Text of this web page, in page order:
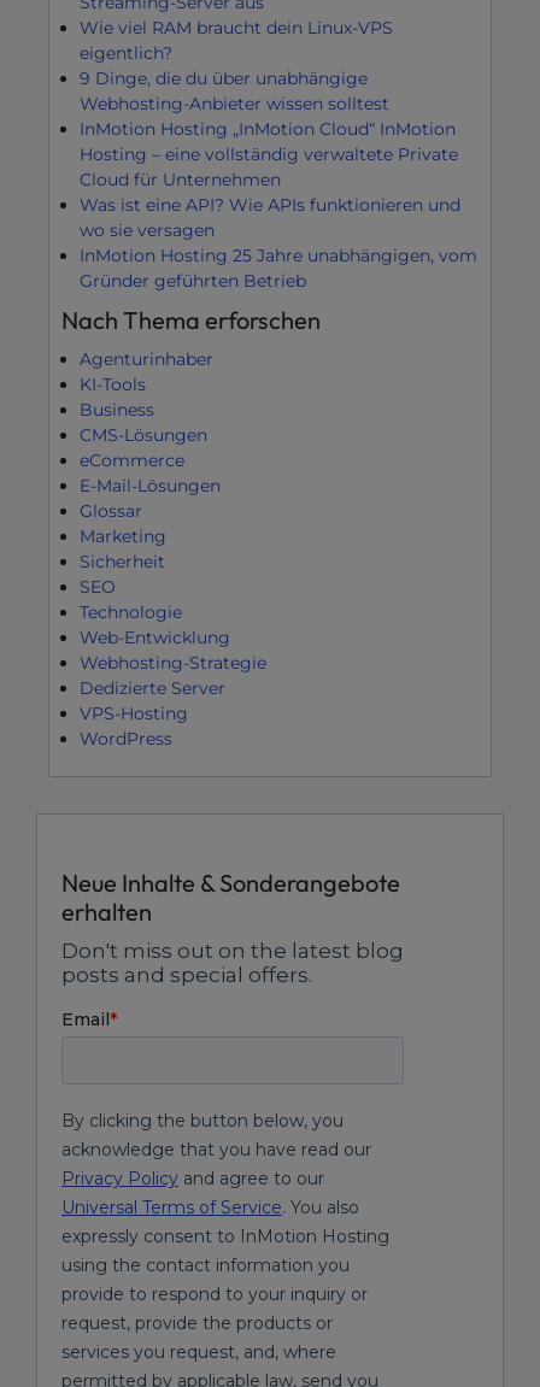
Wie viel RAM braucht dein Linux-VPS
eigentlich?
9 Dinge, die du über unabhängige
Webhosting-Anbieter wissen solltest
InMotion Hosting „InMotion Cloud“ InMotion
Hosting – eine vollständig verwaltete Private
Cloud für Unternehmen
Was ist eine API? Wie APIs funktionieren und
wo sie versagen
InMotion Hosting 25 Jahre unabhängigen, vom
Gründer geführten Betrieb
Nach Thema erforschen
Agenturinhaber
KI-Tools
Business
CMS-Lösungen
eCommerce
E-Mail-Lösungen
Glossar
Marketing
Sicherheit
SEO
Technologie
Web-Entwicklung
Webhosting-Strategie
Dedizierte Server
VPS-Hosting
WordPress
Neue Inhalte & Sonderangebote
erhalten